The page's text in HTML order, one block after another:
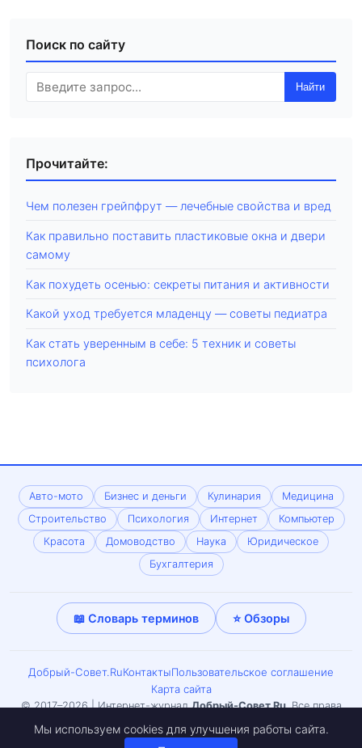
Поиск по сайту
Найти
Прочитайте:
Чем полезен грейпфрут — лечебные свойства и вред
Как правильно поставить пластиковые окна и двери
самому
Как похудеть осенью: секреты питания и активности
Какой уход требуется младенцу — советы педиатра
Как стать уверенным в себе: 5 техник и советы
психолога
Авто-мото Бизнес и деньги Кулинария
Медицина
Строительство
Психология Интернет
Компьютер
Красота
Домоводство Наука
Юридическое
Бухгалтерия
📖 Словарь терминов ⭐ Обзоры
Добрый-Совет.RuКонтактыПользовательское соглашение
Карта сайта
© 2017–2026 | Интернет-журналДобрый-Совет.Ru. Все права
согласия редакции. Может встречаться материал 18+.
Мы используем cookies для улучшения работы сайта.